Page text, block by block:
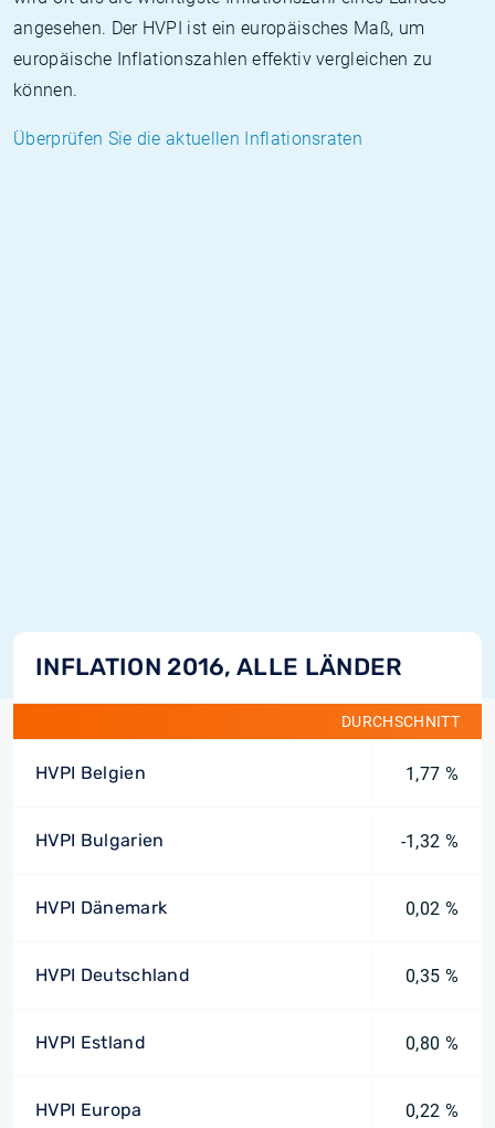
angesehen. Der HVPI ist ein europäisches Maß, um
europäische Inflationszahlen effektiv vergleichen zu
können.
Überprüfen Sie die aktuellen Inflationsraten
INFLATION 2016, ALLE LÄNDER
DURCHSCHNITT
HVPI Belgien 1,77 %
HVPI Bulgarien -1,32 %
HVPI Dänemark 0,02 %
HVPI Deutschland 0,35 %
HVPI Estland 0,80 %
HVPI Europa 0,22 %